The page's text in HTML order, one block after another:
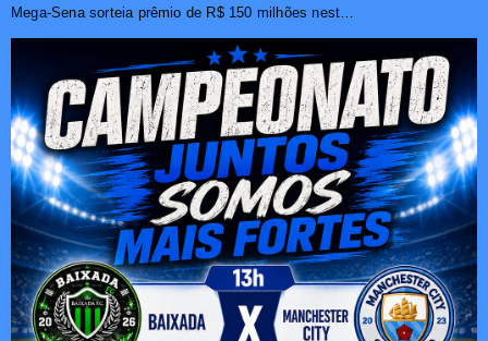
Mega-Sena sorteia prêmio de R$ 150 milhões nesta quinta-f...